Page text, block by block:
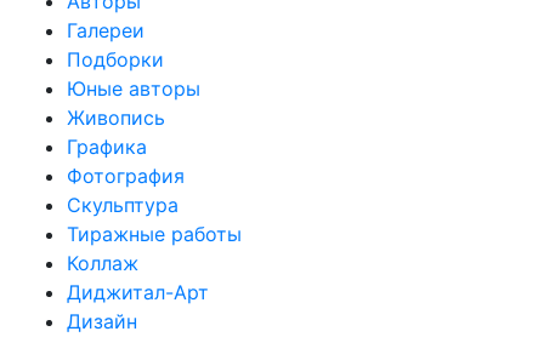
Галереи
Подборки
Юные авторы
Живопись
Графика
Фотография
Скульптура
Тиражные работы
Коллаж
Диджитал-Арт
Дизайн